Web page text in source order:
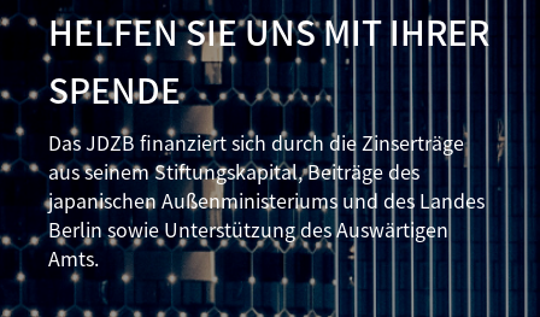
HELFEN SIE UNS MIT IHRER
SPENDE
Das JDZB finanziert sich durch die Zinserträge
aus seinem Stiftungskapital, Beiträge des
japanischen Außenministeriums und des Landes
Berlin sowie Unterstützung des Auswärtigen
Amts.